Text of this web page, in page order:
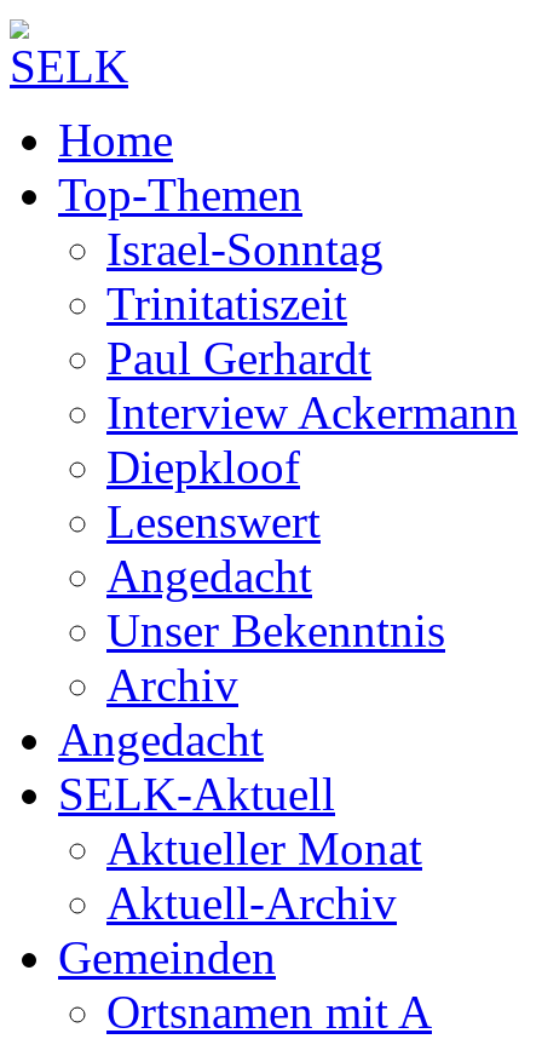
Home
Top-Themen
Israel-Sonntag
Trinitatiszeit
Paul Gerhardt
Interview Ackermann
Diepkloof
Lesenswert
Angedacht
Unser Bekenntnis
Archiv
Angedacht
SELK-Aktuell
Aktueller Monat
Aktuell-Archiv
Gemeinden
Ortsnamen mit A